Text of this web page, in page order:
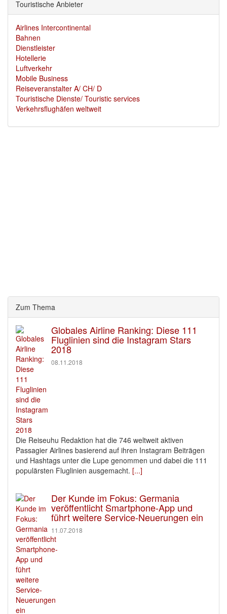
Touristische Anbieter
Airlines Intercontinental
Bahnen
Dienstleister
Hotellerie
Luftverkehr
Mobile Business
Reiseveranstalter A/ CH/ D
Touristische Dienste/ Touristic services
Verkehrsflughäfen weltweit
Zum Thema
Globales Airline Ranking: Diese 111
Fluglinien sind die Instagram Stars
2018
08.11.2018
Die Reiseuhu Redaktion hat die 746 weltweit aktiven
Passagier Airlines basierend auf ihren Instagram Beiträgen
und Hashtags unter die Lupe genommen und dabei die 111
populärsten Fluglinien ausgemacht. [...]
Der Kunde im Fokus: Germania
veröffentlicht Smartphone-App und
führt weitere Service-Neuerungen ein
11.07.2018